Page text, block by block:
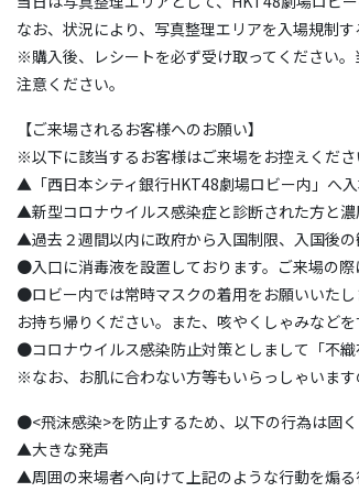
なお、状況により、写真整理エリアを入場規制
※購入後、レシートを必ず受け取ってください
注意ください。
【ご来場されるお客様へのお願い】
※以下に該当するお客様はご来場をお控えくだ
▲「西日本シティ銀行HKT48劇場ロビー内」へ
▲新型コロナウイルス感染症と診断された方と濃
▲過去２週間以内に政府から入国制限、入国後
●入口に消毒液を設置しております。ご来場の際
●ロビー内では常時マスクの着用をお願いいた
お持ち帰りください。また、咳やくしゃみなど
●コロナウイルス感染防止対策としまして「不織
※なお、お肌に合わない方等もいらっしゃいます
●<飛沫感染>を防止するため、以下の行為は固
▲大きな発声
▲周囲の来場者へ向けて上記のような行動を煽